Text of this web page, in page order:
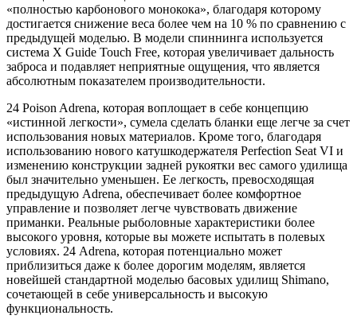
«полностью карбонового монокока», благодаря которому
достигается снижение веса более чем на 10 % по сравнению с
предыдущей моделью. В модели спиннинга используется
система X Guide Touch Free, которая увеличивает дальность
заброса и подавляет неприятные ощущения, что является
абсолютным показателем производительности.
24 Poison Adrena, которая воплощает в себе концепцию
«истинной легкости», сумела сделать бланки еще легче за счет
использования новых материалов. Кроме того, благодаря
использованию нового катушкодержателя Perfection Seat VI и
изменению конструкции задней рукоятки вес самого удилища
был значительно уменьшен. Ее легкость, превосходящая
предыдущую Adrena, обеспечивает более комфортное
управление и позволяет легче чувствовать движение
приманки. Реальные рыболовные характеристики более
высокого уровня, которые вы можете испытать в полевых
условиях. 24 Adrena, которая потенциально может
приблизиться даже к более дорогим моделям, является
новейшей стандартной моделью басовых удилищ Shimano,
сочетающей в себе универсальность и высокую
функциональность.